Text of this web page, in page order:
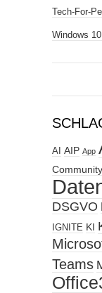
Tech-For-
Windows
AI AIP App
Community
DSGVO
IGNITE KI
Teams